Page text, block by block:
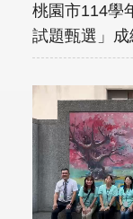
桃園市114學
試題甄選」